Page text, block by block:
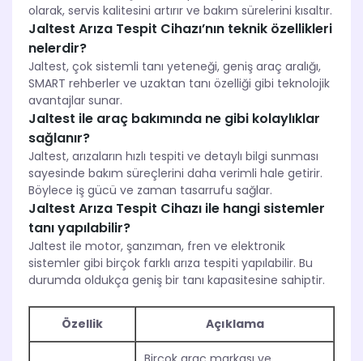
olarak, servis kalitesini artırır ve bakım sürelerini kısaltır.
Jaltest Arıza Tespit Cihazı’nın teknik özellikleri
nelerdir?
Jaltest, çok sistemli tanı yeteneği, geniş araç aralığı,
SMART rehberler ve uzaktan tanı özelliği gibi teknolojik
avantajlar sunar.
Jaltest ile araç bakımında ne gibi kolaylıklar
sağlanır?
Jaltest, arızaların hızlı tespiti ve detaylı bilgi sunması
sayesinde bakım süreçlerini daha verimli hale getirir.
Böylece iş gücü ve zaman tasarrufu sağlar.
Jaltest Arıza Tespit Cihazı ile hangi sistemler
tanı yapılabilir?
Jaltest ile motor, şanzıman, fren ve elektronik
sistemler gibi birçok farklı arıza tespiti yapılabilir. Bu
durumda oldukça geniş bir tanı kapasitesine sahiptir.
Özellik Açıklama